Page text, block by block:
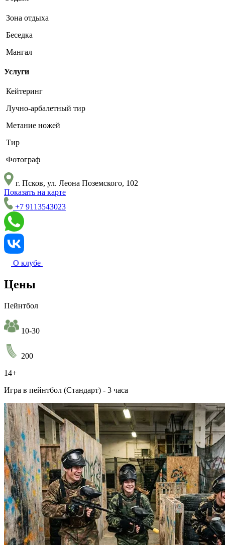
Зона отдыха
Беседка
Мангал
Услуги
Кейтеринг
Лучно-арбалетный тир
Метание ножей
Тир
Фотограф
г. Псков, ул. Леона Поземского, 102
Показать на карте
+7 9113543023
О клубе
Цены
Пейнтбол
10-30
200
14+
Игра в пейнтбол (Стандарт) - 3 часа